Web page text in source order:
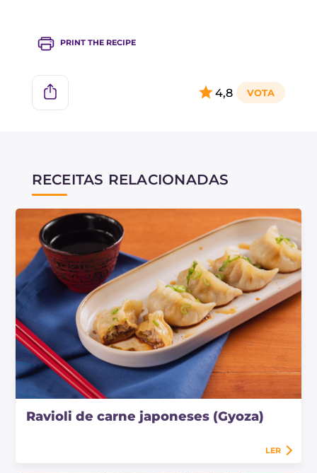
uma panela a vapor com um pedaço de papel
afastados uns dos outros, e cozinhe com a
tampa por cerca de 10 minutos.
PRINT THE RECIPE
4,8
RECEITAS RELACIONADAS
Ravioli de carne japoneses (Gyoza)
LER